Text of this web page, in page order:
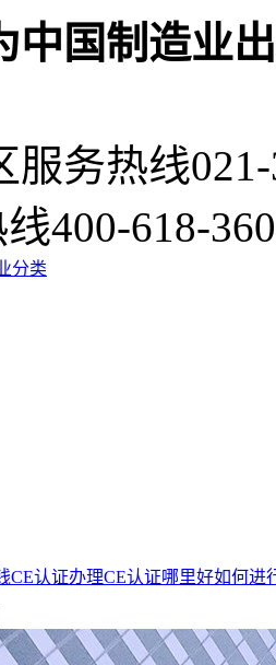
中国制造业
服务热线
400-618-
分类
CE认证办理CE认证哪里好如何进